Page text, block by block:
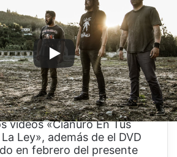
de la ciudad de
publica «Tierra De
videoclip del disco
un Metal directo
y con letras que
sociales desde
personal. La banda ya
videos «Cianuro En Tus
Ley», además de el DVD
en febrero del presente